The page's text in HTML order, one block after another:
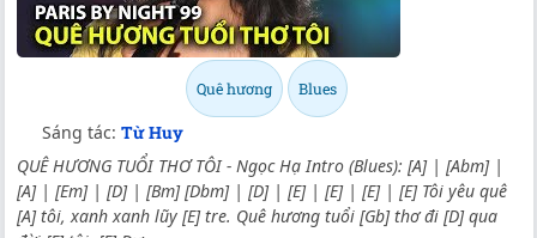
Quê hương Blues
Sáng tác: Từ Huy
QUÊ HƯƠNG TUỔI THƠ TÔI - Ngọc Hạ Intro (Blues): [A] | [Abm] |
[A] | [Em] | [D] | [Bm] [Dbm] | [D] | [E] | [E] | [E] | [E] Tôi yêu quê
[A] tôi, xanh xanh lũy [E] tre. Quê hương tuổi [Gb] thơ đi [D] qua